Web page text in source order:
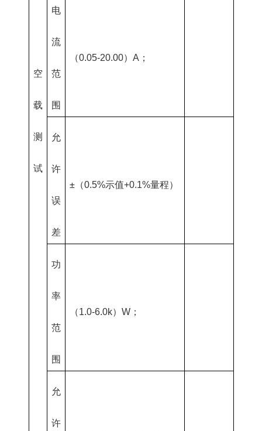
空
载
测
试
电
流
范
围
（0.05-20.00）A；
允
许
误
差
±（0.5%示值+0.1%量程）
功
率
范
围
（1.0-6.0k）W；
允
许